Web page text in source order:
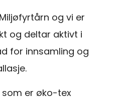
og vi er
og deltar aktivt i
for innsamling og
som er øko-tex